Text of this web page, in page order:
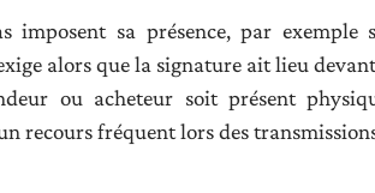
imposent sa présence, par
alors que la signature ait lieu
ou acheteur soit présent
recours fréquent lors des